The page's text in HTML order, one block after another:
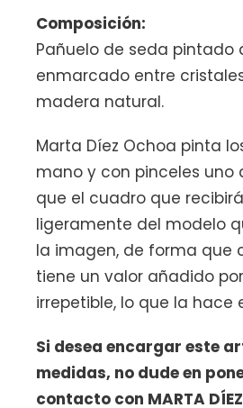
Composición:
Pañuelo de seda pintado
enmarcado entre
madera natural.
Marta Díez Ochoa pinta
mano y con pinceles uno
que el cuadro que
ligeramente del modelo
la imagen, de forma que
tiene un valor añadido
irrepetible, lo que la hace
Si desea encargar este
medidas, no dude en
contacto con MARTA